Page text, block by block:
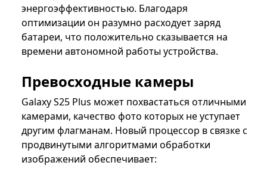
энергоэффективностью. Благодаря
оптимизации он разумно расходует заряд
батареи, что положительно сказывается на
времени автономной работы устройства.
Превосходные камеры
Galaxy S25 Plus может похвастаться отличными
камерами, качество фото которых не уступает
другим флагманам. Новый процессор в связке с
продвинутыми алгоритмами обработки
изображений обеспечивает: